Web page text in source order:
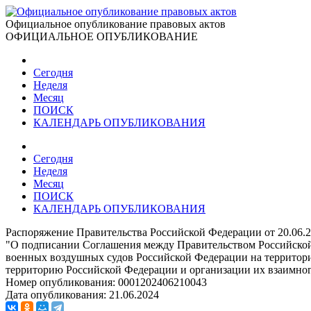
Официальное опубликование правовых актов
ОФИЦИАЛЬНОЕ ОПУБЛИКОВАНИЕ
Сегодня
Неделя
Месяц
ПОИСК
КАЛЕНДАРЬ ОПУБЛИКОВАНИЯ
Сегодня
Неделя
Месяц
ПОИСК
КАЛЕНДАРЬ ОПУБЛИКОВАНИЯ
Распоряжение Правительства Российской Федерации от
"О подписании Соглашения между Правительством
военных воздушных судов Российской Федерации на
территорию Российской Федерации и организации их
Номер опубликования: 0001202406210043
Дата опубликования: 21.06.2024